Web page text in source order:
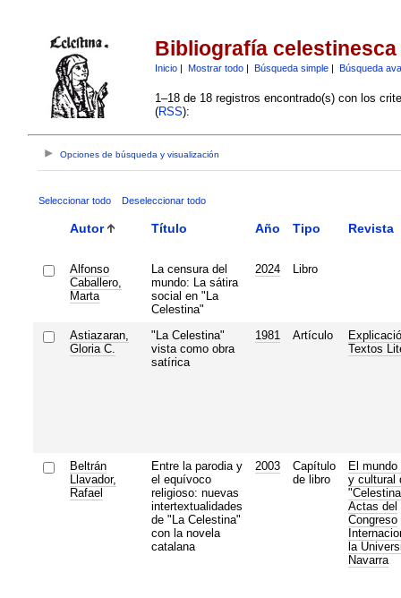
Bibliografía celestinesca
Inicio| Mostrar todo| Búsqueda simple| Búsqueda
1–18 de 18 registros encontrado(s) con los
(RSS):
Opciones de búsqueda y visualización
Seleccionar todo Deseleccionar todo
Autor Título Año Tipo Revista
Alfonso
Caballero,
Marta
La censura del
mundo: La sátira
social en "La
Celestina"
2024 Libro
Astiazaran,
Gloria C.
"La Celestina"
vista como obra
satírica
1981 Artículo
Textos
Beltrán
Llavador,
Rafael
Entre la parodia y
el equívoco
religioso: nuevas
intertextualidades
de "La Celestina"
con la novela
catalana
2003
Capítulo
de libro
El
y cultural
Actas del
Congreso
la
Navarra